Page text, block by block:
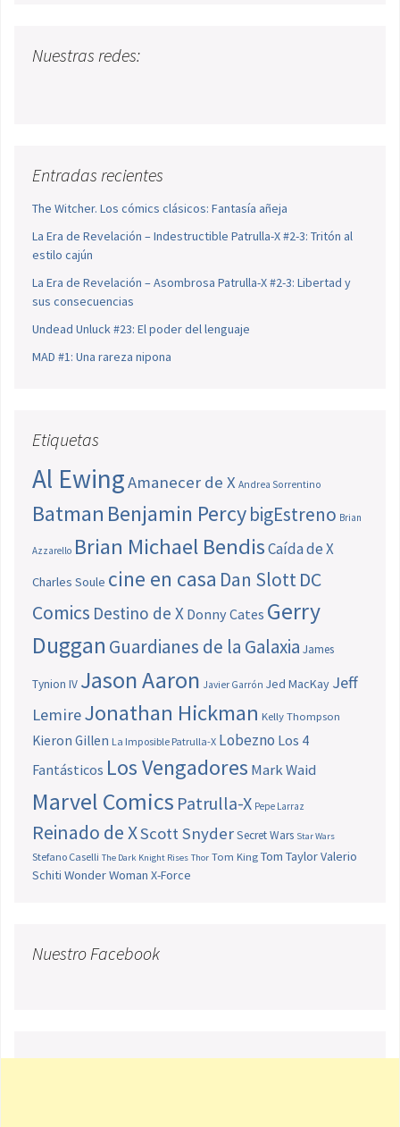
Nuestras redes:
Entradas recientes
The Witcher. Los cómics clásicos: Fantasía añeja
La Era de Revelación – Indestructible Patrulla-X #2-3: Tritón al
estilo cajún
La Era de Revelación – Asombrosa Patrulla-X #2-3: Libertad y
sus consecuencias
Undead Unluck #23: El poder del lenguaje
MAD #1: Una rareza nipona
Etiquetas
Al EwingAmanecer de X Andrea Sorrentino
Batman Benjamin PercybigEstreno Brian
Azzarello Brian Michael BendisCaída de X
Charles Soule cine en casa Dan SlottDC
Comics Destino de X Donny Cates Gerry
Duggan Guardianes de la Galaxia James
Tynion IV Jason Aaron Javier Garrón Jed MacKay Jeff
LemireJonathan Hickman Kelly Thompson
Kieron Gillen La Imposible Patrulla-X Lobezno Los 4
Fantásticos Los Vengadores Mark Waid
Marvel Comics Patrulla-X Pepe Larraz
Reinado de XScott SnyderSecret Wars Star Wars
Stefano Caselli The Dark Knight Rises Thor Tom King Tom TaylorValerio
Schiti Wonder Woman X-Force
Nuestro Facebook